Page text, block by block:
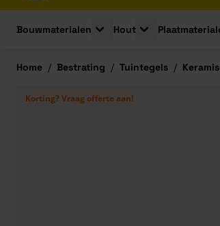
Bouwmaterialen
Toggle submenu for
Hout
Toggle submenu
Home / Bestrating / Tuintegels /
Korting? Vraag offerte aan!